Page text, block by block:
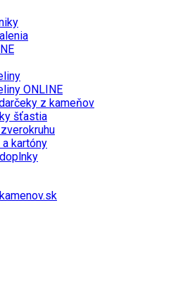
ONLINE
z kameňov
šťastia
a kartóny